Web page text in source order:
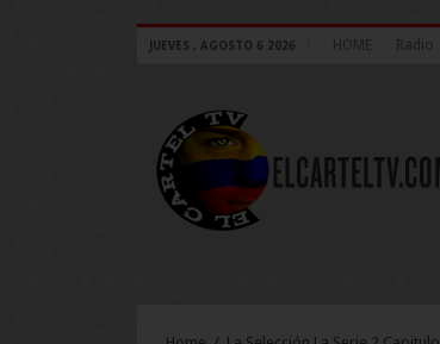
JUEVES , AGOSTO 6 2026 HOME Radio